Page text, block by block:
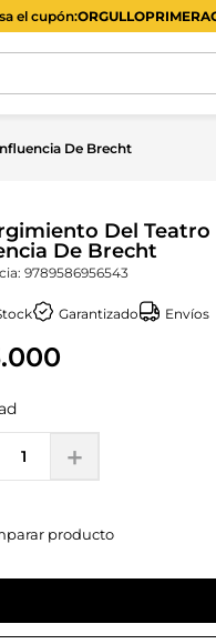
el cupón:
De Brecht
Del
De Brecht
: 9789586956543
Garantizado Envíos
.000
＋